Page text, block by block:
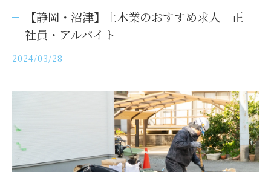
【静岡・沼津】土木業のおすすめ求人｜正
社員・アルバイト
2024/03/28